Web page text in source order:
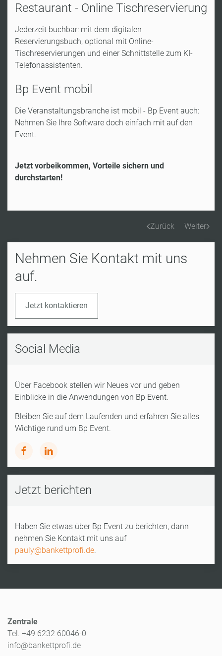
Restaurant - Online Tischreservierung
Jederzeit buchbar: mit dem digitalen
Reservierungsbuch, optional mit Online-
Tischreservierungen und einer Schnittstelle zum KI-
Telefonassistenten.
Bp Event mobil
Die Veranstaltungsbranche ist mobil - Bp Event auch:
Nehmen Sie Ihre Software doch einfach mit auf den
Event.
Jetzt vorbeikommen, Vorteile sichern und
durchstarten!
Zurück Weiter
Nehmen Sie Kontakt mit uns
auf.
Jetzt kontaktieren
Social Media
Über Facebook stellen wir Neues vor und geben
Einblicke in die Anwendungen von Bp Event.
Bleiben Sie auf dem Laufenden und erfahren Sie alles
Wichtige rund um Bp Event.
Jetzt berichten
Haben Sie etwas über Bp Event zu berichten, dann
nehmen Sie Kontakt mit uns auf
pauly@bankettprofi.de.
Zentrale
Tel. +49 6232 60046-0
info@bankettprofi.de